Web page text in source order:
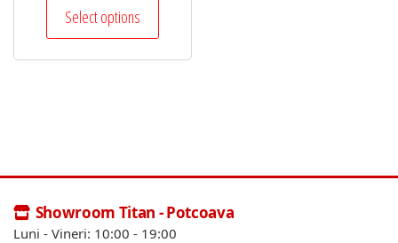
Select options
Showroom Titan - Potcoava
Luni - Vineri: 10:00 - 19:00